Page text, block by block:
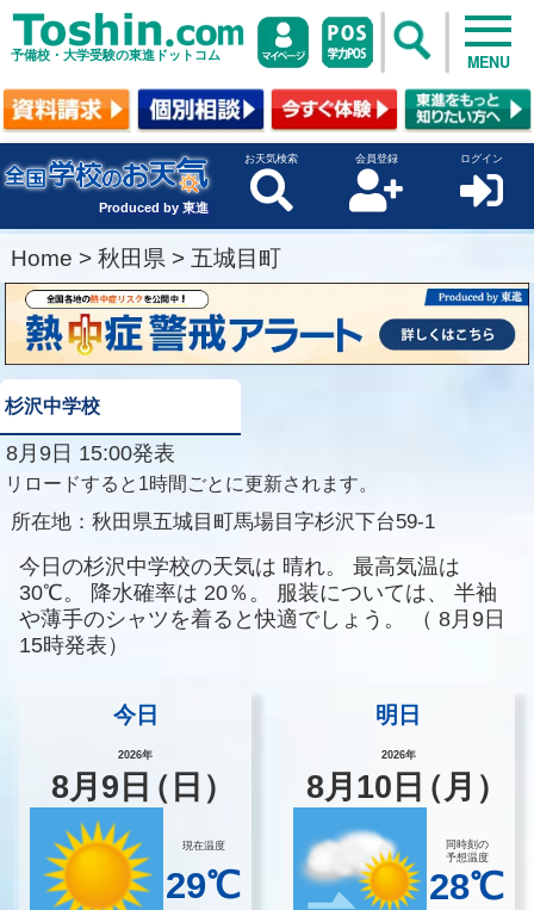
予備校・大学受験の東進ドットコム MENU
Produced by 東進
お天気検索 会員登録 ログイン
Home > 秋田県 > 五城目町
杉沢中学校
8月9日 15:00発表
リロードすると1時間ごとに更新されます。
所在地： 秋田県五城目町馬場目字杉沢下台59-1
今日の杉沢中学校の天気は 晴れ。
最高気温は
30℃。
降水確率は 20％。 服装については、
半袖
や薄手のシャツを着ると快適でしょう。
（ 8月9日
15時発表）
今日
2026年
8月 9 日（日）
現在温度
29℃
明日
2026年
8月 10 日（月）
同時刻の
予想温度
28℃